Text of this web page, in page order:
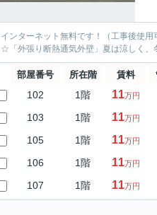
インターネット無料です！（工事後使
☆「外張り断熱通気外壁」夏は涼し
部屋番号 所在階 賃料
102 1階 11万円
103 1階 11万円
105 1階 11万円
106 1階 11万円
107 1階 11万円